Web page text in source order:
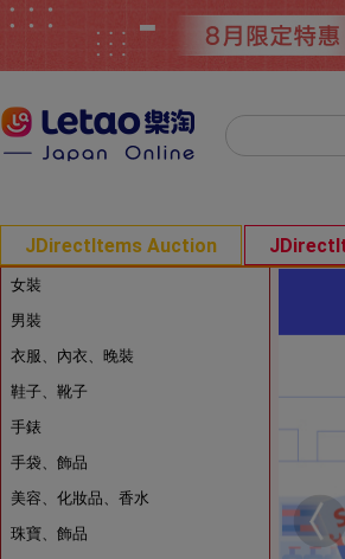
JDirectItems Auction
女裝
男裝
衣服、內衣、晚裝
鞋子、靴子
手錶
手袋、飾品
美容、化妝品、香水
珠寶、飾品